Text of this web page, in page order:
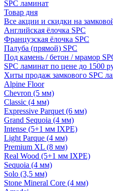
SPC ламинат
Товар дня
Все акции и скидки на
Английская ёлочка SPC
Французская ёлочка SPC
Палуба (прямой) SPC
Под камень / бетон / мрамор
SPC ламинат по цене до 1500
Хиты продаж замкового SPC
Alpine Floor
Chevron (5 мм)
Classic (4 мм)
Expressive Parquet (6 мм)
Grand Sequoia (4 мм)
Intense (5+1 мм IXPE)
Light Parque (4 мм)
Premium XL (8 мм)
Real Wood (5+1 мм IXPE)
Sequoia (4 мм)
Solo (3,5 мм)
Stone Mineral Core (4 мм)